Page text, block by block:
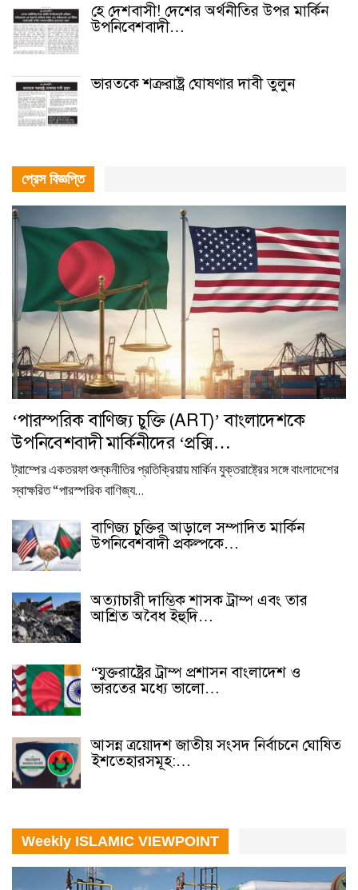
হে দেশবাসী! দেশের অর্থনীতির উপর মার্কিন
উপনিবেশবাদী…
ভারতকে শত্রুরাষ্ট্র ঘোষণার দাবী তুলুন
প্রেস বিজ্ঞপ্তি
‘পারস্পরিক বাণিজ্য চুক্তি (ART)’ বাংলাদেশকে
উপনিবেশবাদী মার্কিনীদের ‘প্রক্সি…
ট্রাম্পের একতরফা শুল্কনীতির প্রতিক্রিয়ায় মার্কিন যুক্তরাষ্ট্রের সঙ্গে বাংলাদেশের
স্বাক্ষরিত “পারস্পরিক বাণিজ্য…
বাণিজ্য চুক্তির আড়ালে সম্পাদিত মার্কিন
উপনিবেশবাদী প্রকল্পকে…
অত্যাচারী দাম্ভিক শাসক ট্রাম্প এবং তার
আশ্রিত অবৈধ ইহুদি…
“যুক্তরাষ্ট্রের ট্রাম্প প্রশাসন বাংলাদেশ ও
ভারতের মধ্যে ভালো…
আসন্ন ত্রয়োদশ জাতীয় সংসদ নির্বাচনে ঘোষিত
ইশতেহারসমূহ:…
Weekly ISLAMIC VIEWPOINT